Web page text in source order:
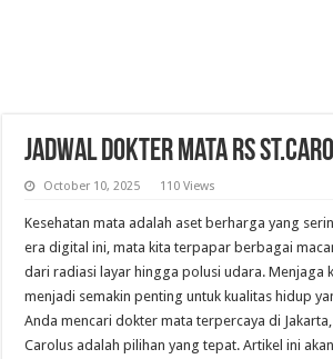
Jadwal Dokter Mata RS
October 10, 2025 110 Views
Kesehatan mata adalah aset berharga yang
era digital ini, mata kita terpapar berbagai
dari radiasi layar hingga polusi udara. Menjaga
menjadi semakin penting untuk kualitas hidup
Anda mencari dokter mata terpercaya di Jakarta,
Carolus adalah pilihan yang tepat. Artikel ini